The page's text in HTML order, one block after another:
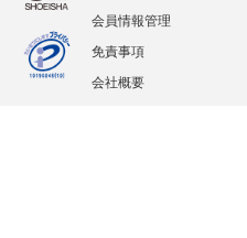
会員情報管理
免責事項
会社概要